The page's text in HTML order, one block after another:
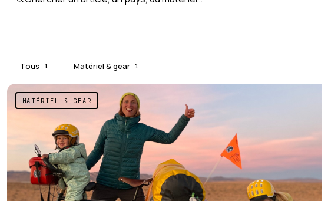
Tous 1 Matériel & gear 1
MATÉRIEL & GEAR